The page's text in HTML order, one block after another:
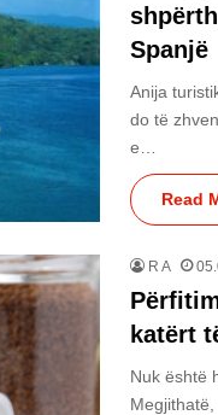
Spanjë
Anija
do të
e…
Read
R A
katërt
Nuk është